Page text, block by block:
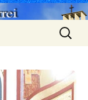
Suchen
nach: